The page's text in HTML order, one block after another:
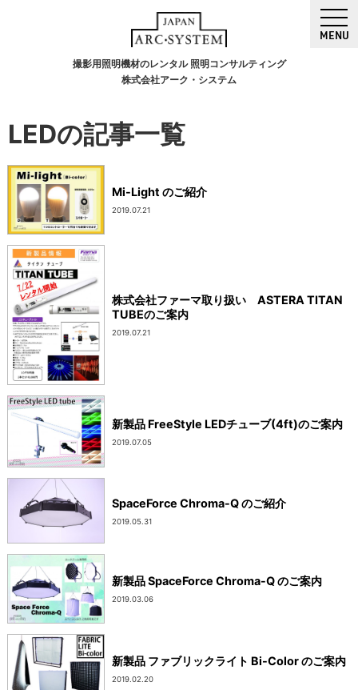
撮影用照明機材のレンタル 照明コンサルティング
株式会社アーク・システム
MENU
LEDの記事一覧
Mi-Light のご紹介
2019.07.21
株式会社ファーマ取り扱い ASTERA TITAN
TUBEのご案内
2019.07.21
新製品 FreeStyle LEDチューブ(4ft)のご案内
2019.07.05
SpaceForce Chroma-Q のご紹介
2019.05.31
新製品 SpaceForce Chroma-Q のご案内
2019.03.06
新製品 ファブリックライト Bi-Color のご案内
2019.02.20